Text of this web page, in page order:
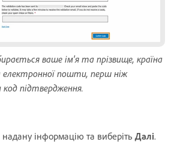
ваше ім'я та прізвище, країна
електронної пошти, перш ніж
код підтвердження.
надану інформацію та виберітьДалі.